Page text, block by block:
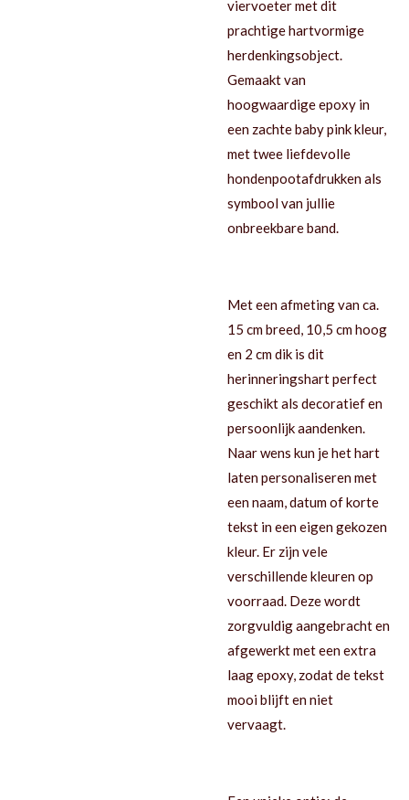
viervoeter met dit
prachtige hartvormige
herdenkingsobject.
Gemaakt van
hoogwaardige epoxy in
een zachte baby pink kleur,
met twee liefdevolle
hondenpootafdrukken als
symbool van jullie
onbreekbare band.
Met een afmeting van ca.
15 cm breed, 10,5 cm hoog
en 2 cm dik is dit
herinneringshart perfect
geschikt als decoratief en
persoonlijk aandenken.
Naar wens kun je het hart
laten personaliseren met
een naam, datum of korte
tekst in een eigen gekozen
kleur. Er zijn vele
verschillende kleuren op
voorraad. Deze wordt
zorgvuldig aangebracht en
afgewerkt met een extra
laag epoxy, zodat de tekst
mooi blijft en niet
vervaagt.